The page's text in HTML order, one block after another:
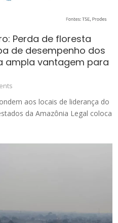
Perda de floresta
de desempenho dos
ampla vantagem para
aos locais de liderança do
da Amazônia Legal coloca